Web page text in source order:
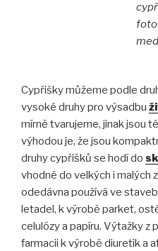
foto
med
Cypřišky můžeme podle
vysoké druhy pro výsadbu
mírně tvarujeme, jinak jsou
výhodou je, že jsou
druhy cypřišků se hodí do
vhodné do velkých i malých
odedávna používá ve
letadel, k výrobě parket,
celulózy a papíru. Výtažky z
farmacii k výrobě diuretik a